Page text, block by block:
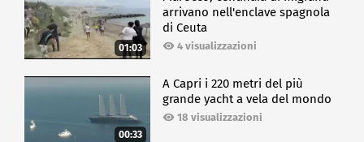
01:03
arrivano nell'enclave spagnola
di Ceuta
4 visualizzazioni
00:33
A Capri i 220 metri del più
grande yacht a vela del mondo
18 visualizzazioni